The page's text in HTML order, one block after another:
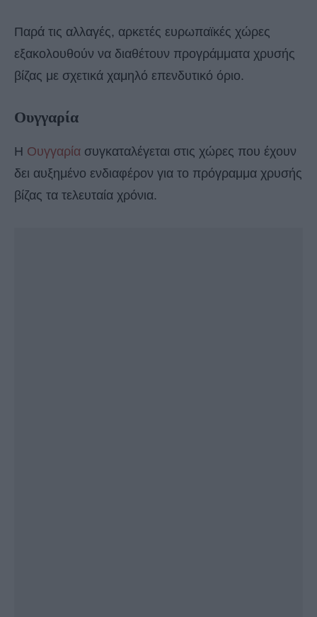
Παρά τις αλλαγές, αρκετές ευρωπαϊκές χώρες
εξακολουθούν να διαθέτουν προγράμματα χρυσής
βίζας με σχετικά χαμηλό επενδυτικό όριο.
Ουγγαρία
Η Ουγγαρία συγκαταλέγεται στις χώρες που έχουν
δει αυξημένο ενδιαφέρον για το πρόγραμμα χρυσής
βίζας τα τελευταία χρόνια.